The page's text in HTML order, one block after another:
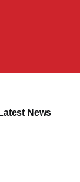
Latest News